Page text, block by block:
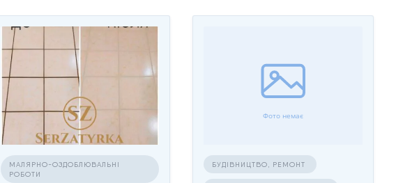
МАЛЯРНО-ОЗДОБЛЮВАЛЬНІ
РОБОТИ
БУДІВНИЦТВО, РЕМОНТ